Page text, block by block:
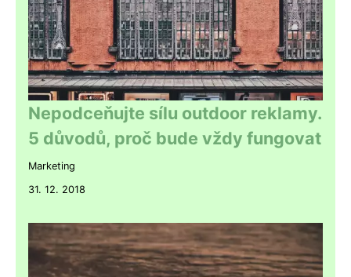
Nepodceňujte sílu outdoor reklamy.
5 důvodů, proč bude vždy fungovat
Marketing
31. 12. 2018